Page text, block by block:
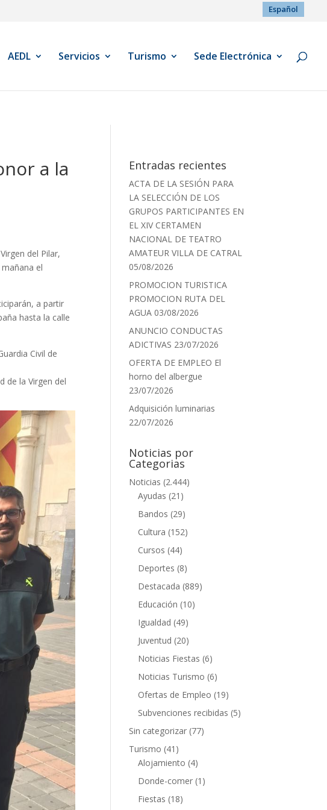
Español
AEDL Servicios Turismo Sede Electrónica
a la
del Pilar,
el
a partir
hasta la calle
Civil de
de la Virgen del
Entradas recientes
ACTA DE LA SESIÓN PARA
LA SELECCIÓN DE LOS
GRUPOS PARTICIPANTES EN
EL XIV CERTAMEN
NACIONAL DE TEATRO
AMATEUR VILLA DE CATRAL
05/08/2026
PROMOCION TURISTICA
PROMOCION RUTA DEL
AGUA 03/08/2026
ANUNCIO CONDUCTAS
ADICTIVAS 23/07/2026
OFERTA DE EMPLEO El
horno del albergue
23/07/2026
Adquisición luminarias
22/07/2026
Noticias por
Categorias
Noticias (2.444)
Ayudas (21)
Bandos (29)
Cultura (152)
Cursos (44)
Deportes (8)
Destacada (889)
Educación (10)
Igualdad (49)
Juventud (20)
Noticias Fiestas (6)
Noticias Turismo (6)
Ofertas de Empleo (19)
Subvenciones recibidas (5)
Sin categorizar (77)
Turismo (41)
Alojamiento (4)
Donde-comer (1)
Fiestas (18)